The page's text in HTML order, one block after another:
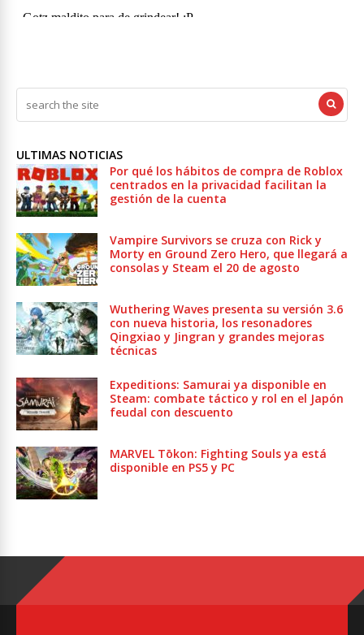
ULTIMAS NOTICIAS
Por qué los hábitos de compra de Roblox
centrados en la privacidad facilitan la
gestión de la cuenta
Vampire Survivors se cruza con Rick y
Morty en Ground Zero Hero, que llegará a
consolas y Steam el 20 de agosto
Wuthering Waves presenta su versión 3.6
con nueva historia, los resonadores
Qingxiao y Jingran y grandes mejoras
técnicas
Expeditions: Samurai ya disponible en
Steam: combate táctico y rol en el Japón
feudal con descuento
MARVEL Tōkon: Fighting Souls ya está
disponible en PS5 y PC